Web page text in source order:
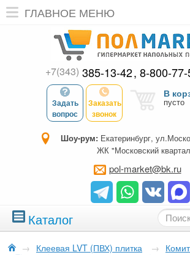
ГЛАВНОЕ МЕНЮ
+7(343) 385-13-42 8-800-
Задать
вопрос
Заказать
звонок
В
пусто
Шоу-рум: Екатеринбург,
ЖК "Московский
pol-market@bk.ru
Каталог
→ Клеевая LVT (ПВХ) плитка →